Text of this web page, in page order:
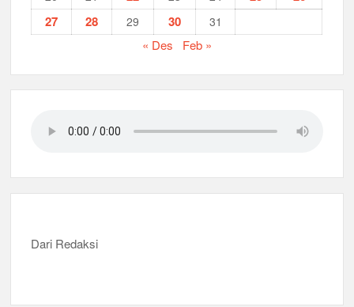
27
28 29 30 31
« Des Feb »
Dari Redaksi